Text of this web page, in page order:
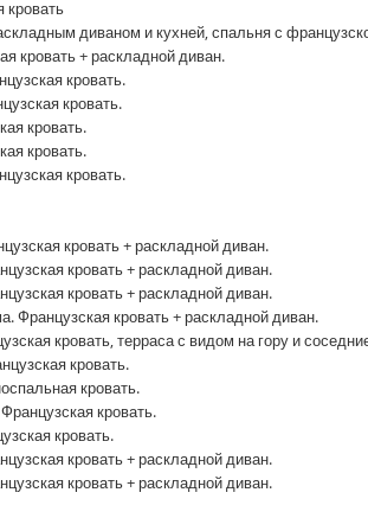
кровать
диваном и кухней, спальня с
кровать + раскладной диван.
кровать.
кровать.
кровать.
кровать.
кровать.
кровать + раскладной диван.
кровать + раскладной диван.
кровать + раскладной диван.
Французская кровать + раскладной диван.
кровать, терраса с видом на гору и
кровать.
кровать.
кровать.
кровать.
кровать + раскладной диван.
кровать + раскладной диван.